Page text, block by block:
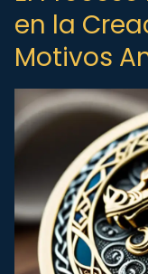
en la
Motivos